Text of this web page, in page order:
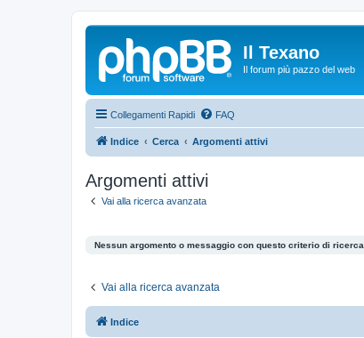
Il Texano
Il forum più pazzo del web
Collegamenti Rapidi FAQ
Indice Cerca Argomenti attivi
Argomenti attivi
Vai alla ricerca avanzata
Nessun argomento o messaggio con questo criterio di ricerca.
Vai alla ricerca avanzata
Indice